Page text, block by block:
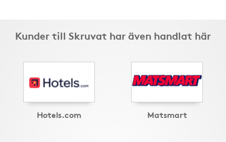
Kunder till Skruvat har även handlat här
Hotels.com Matsmart